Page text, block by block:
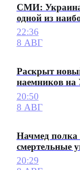
СМИ: Украина
одной из
22:36
8 АВГ
Раскрыт
наемников на
20:50
8 АВГ
Начмед
смертельные
20:29